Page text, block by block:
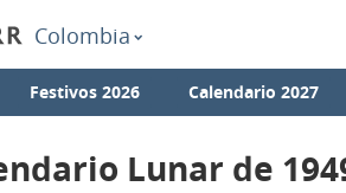
Colombia
Festivos 2026 Calendario 2027
Lunar de